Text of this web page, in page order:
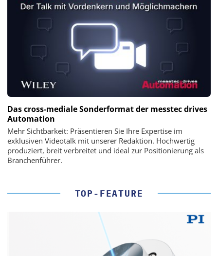
Das cross-mediale Sonderformat der messtec drives
Automation
Mehr Sichtbarkeit: Präsentieren Sie Ihre Expertise im
exklusiven Videotalk mit unserer Redaktion. Hochwertig
produziert, breit verbreitet und ideal zur Positionierung als
Branchenführer.
TOP-FEATURE